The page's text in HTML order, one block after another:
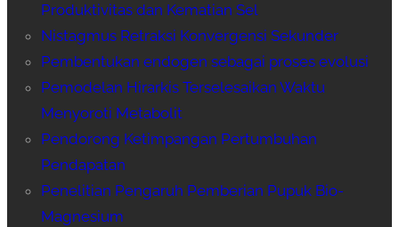
Produktivitas dan Kematian Sel
Nistagmus Retraksi Konvergensi Sekunder
Pembentukan endogen sebagai proses evolusi
Pemodelan Hirarkis Terselesaikan Waktu
Menyoroti Metabolit
Pendorong Ketimpangan Pertumbuhan
Pendapatan
Penelitian Pengaruh Pemberian Pupuk Bio-
Magnesium